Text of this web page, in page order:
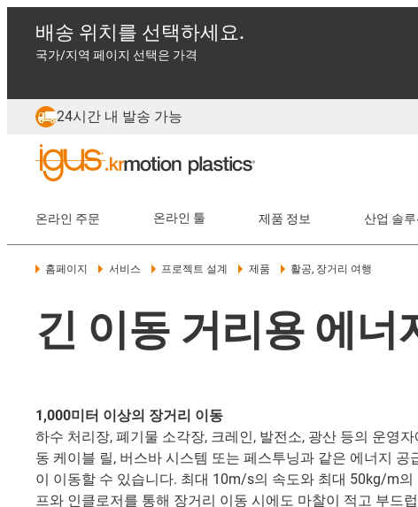
배송 위치를 선택하세요.
국가/지역 페이지 선택은 가격
24시간 내 발송 가능
온라인 주문 온라인 툴 제품 정보 산업 솔루
홈페이지 서비스 프로젝트 설계 제품 활공, 장거리 여행
긴 이동 거리용 에너
1,000미터 이상의 장거리 이동
하수 처리장, 폐기물 소각장, 크레인, 발전소, 광산 등의 운영
동 케이블 릴, 버스바 시스템 또는 페스투닝과 같은 에너지
이 이동할 수 있습니다. 최대 10m/s의 속도와 최대 50kg/m
프와 인클로저를 통해 장거리 이동 시에도 마찰이 적고 부드